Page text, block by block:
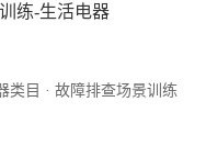
练-生活电器
类目 · 故障排查场景训练